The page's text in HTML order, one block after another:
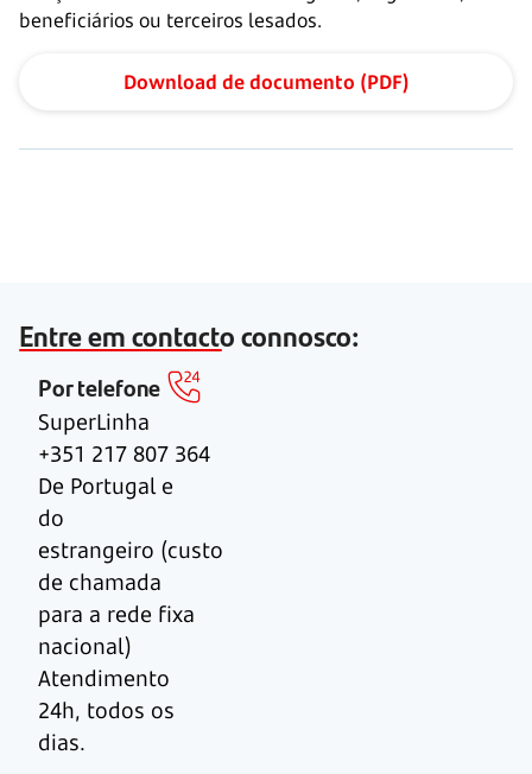
beneficiários ou terceiros lesados.
Download de documento (PDF)
Entre em contacto connosco:
Por telefone
SuperLinha
+351 217 807 364
De Portugal e
do
estrangeiro (custo
de chamada
para a rede fixa
nacional)
Atendimento
24h, todos os
dias.